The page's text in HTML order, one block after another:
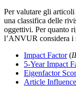
Per valutare gli
una classifica delle
oggettivi. Per quanto
l’ANVUR considera i
Impact Factor(
5-Year Impact
Eigenfactor
Article Influence